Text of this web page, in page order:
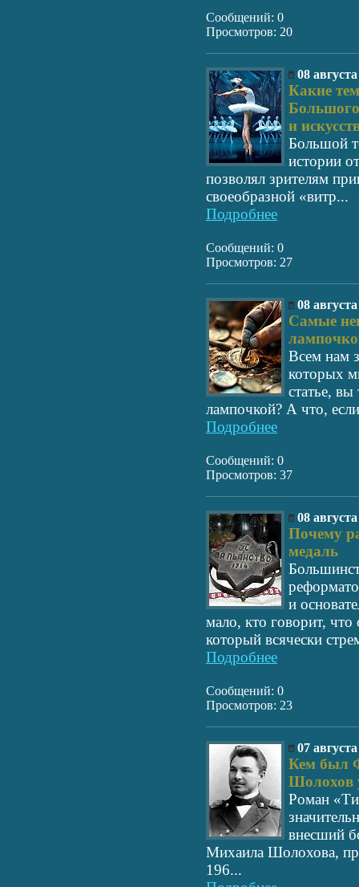
Сообщений: 0
Просмотров: 20
08 августа
Какие
и
Большой
истории
позволял зрителям
своеобразной «витр...
Подробнее
Сообщений: 0
Просмотров: 27
08 августа
Самые
Всем нам
которых
статье,
лампочкой? А что,
Подробнее
Сообщений: 0
Просмотров: 37
08 августа
Почему
медаль
и
мало, кто говорит,
который всячески
Подробнее
Сообщений: 0
Просмотров: 23
07 августа
Кем был
Шолохов
Роман
внесший
Михаила Шолохова,
196...